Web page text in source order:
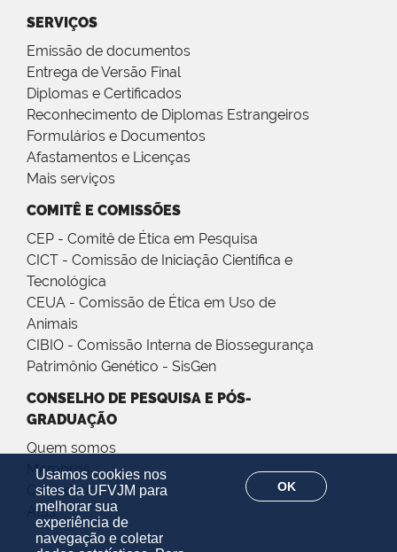
Usamos cookies nos
sites da UFVJM para
melhorar sua
experiência de
navegação e coletar
OK
SERVIÇOS
Emissão de documentos
Entrega de Versão Final
Diplomas e Certificados
Reconhecimento de Diplomas Estrangeiros
Formulários e Documentos
Afastamentos e Licenças
Mais serviços
COMITÊ E COMISSÕES
CEP - Comitê de Ética em Pesquisa
CICT - Comissão de Iniciação Científica e
Tecnológica
CEUA - Comissão de Ética em Uso de
Animais
CIBIO - Comissão Interna de Biossegurança
Patrimônio Genético - SisGen
CONSELHO DE PESQUISA E PÓS-
GRADUAÇÃO
Quem somos
Membros
Calendário
Atas